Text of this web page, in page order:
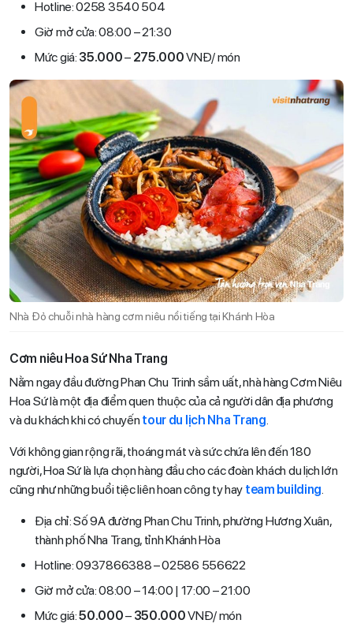
Hotline: 0258 3540 504
Giờ mở cửa: 08:00 – 21:30
Mức giá: 35.000– 275.000VNĐ/ món
Nhà Đỏ chuỗi nhà hàng cơm niêu nổi tiếng tại Khánh Hòa
Cơm niêu Hoa Sứ Nha Trang
Nằm ngay đầu đường Phan Chu Trinh sầm uất, nhà hàng Cơm Niêu
Hoa Sứ là một địa điểm quen thuộc của cả người dân địa phương
và du khách khi có chuyến tour du lịch Nha Trang.
Với không gian rộng rãi, thoáng mát và sức chứa lên đến 180
người, Hoa Sứ là lựa chọn hàng đầu cho các đoàn khách du lịch lớn
cũng như những buổi tiệc liên hoan công ty hay team building.
Địa chỉ: Số 9A đường Phan Chu Trinh, phường Hương Xuân,
thành phố Nha Trang, tỉnh Khánh Hòa
Hotline: 0937866388 – 02586 556622
Giờ mở cửa: 08:00 – 14:00 | 17:00 – 21:00
Mức giá:50.000– 350.000VNĐ/ món